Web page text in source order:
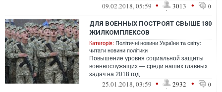
ведомство планирует увеличить закупки от
09.02.2018, 05:59 • 3013 • 0
ДЛЯ ВОЕННЫХ ПОСТРОЯТ СВЫШЕ 180
ЖИЛКОМПЛЕКСОВ
Категорія: Політичні новини України та світу:
читати новини політики
Повышение уровня социальной защиты
военнослужащих — среди наших главных
задач на 2018 год
25.01.2018, 03:59 • 2932 • 0